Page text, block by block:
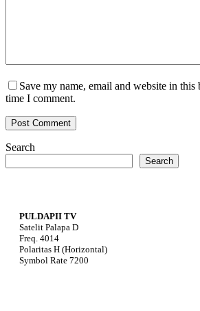
Save my name, email and website in
time I comment.
Post Comment
Search
Search
PULDAPII TV
Satelit Palapa D
Freq. 4014
Polaritas H (Horizontal)
Symbol Rate 7200